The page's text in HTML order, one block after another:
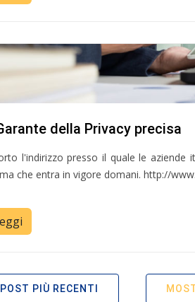
della Privacy precisa
l'indirizzo presso il quale le aziende
che entra in vigore domani. http://
POST PIÙ RECENTI